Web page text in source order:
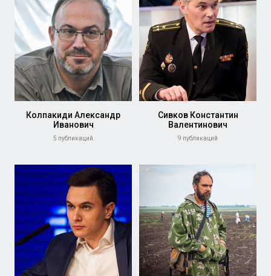
Колпакиди Александр
Иванович
5 публикаций
Сивков Константин
Валентинович
9 публикаций